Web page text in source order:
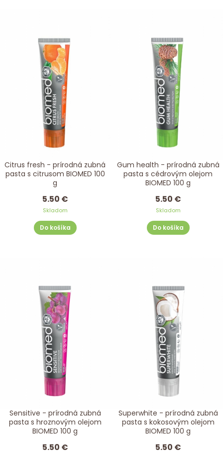
Citrus fresh - prírodná zubná
pasta s citrusom BIOMED 100
g
5.50 €
Skladom
Do košíka
Gum health - prírodná zubná
pasta s cédrovým olejom
BIOMED 100 g
5.50 €
Skladom
Do košíka
Sensitive - prírodná zubná
pasta s hroznovým olejom
BIOMED 100 g
5.50 €
Superwhite - prírodná zubná
pasta s kokosovým olejom
BIOMED 100 g
5.50 €